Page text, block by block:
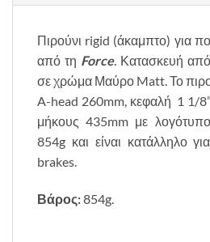
Πιρούνι rigid (άκαμπτο) για
από τη Force. Κατασκευή από
σε χρώμα Μαύρο Matt. Το
A-head 260mm, κεφαλή 1 1/
μήκους 435mm με
854g και είναι κατάλληλο
brakes.
Βάρος:854g.